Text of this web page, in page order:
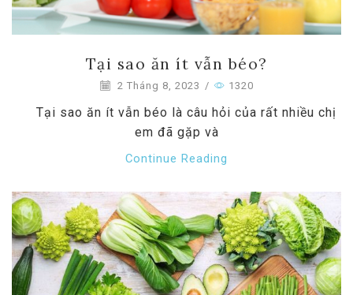
Tại sao ăn ít vẫn béo?
2 Tháng 8, 2023 / 1320
Tại sao ăn ít vẫn béo là câu hỏi của rất nhiều chị
em đã gặp và
Continue Reading